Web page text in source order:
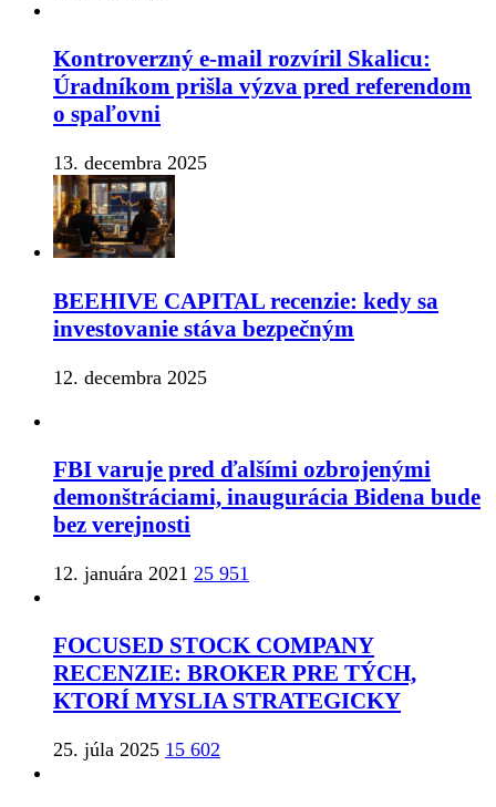
Kontroverzný e-mail rozvíril Skalicu:
Úradníkom prišla výzva pred referendom
o spaľovni
13. decembra 2025
BEEHIVE CAPITAL recenzie: kedy sa
investovanie stáva bezpečným
12. decembra 2025
FBI varuje pred ďalšími ozbrojenými
demonštráciami, inaugurácia Bidena bude
bez verejnosti
12. januára 2021 25 951
FOCUSED STOCK COMPANY
RECENZIE: BROKER PRE TÝCH,
KTORÍ MYSLIA STRATEGICKY
25. júla 2025 15 602